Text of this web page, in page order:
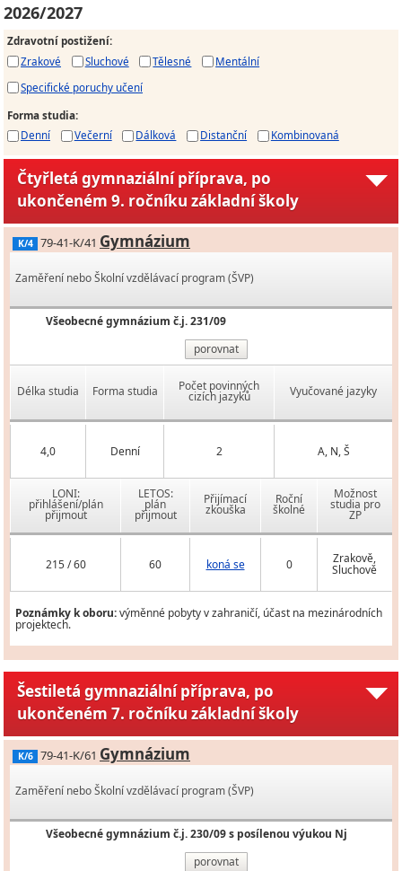
2026/2027
Zdravotní postižení:
Zrakové
Sluchové Tělesné
Mentální
Specifické poruchy učení
Forma studia:
Denní
Večerní Dálková Distanční Kombinovaná
Čtyřletá gymnaziální příprava, po
ukončeném 9. ročníku základní školy
K/4 79-41-K/41 Gymnázium
Zaměření nebo Školní vzdělávací program (ŠVP)
Všeobecné gymnázium č.j. 231/09
porovnat
Délka studia Forma studia Počet povinných
cizích jazyků Vyučované jazyky
4,0 Denní 2 A, N, Š
LONI:
přihlášení/plán
přijmout
LETOS:
plán
přijmout
Přijímací
zkouška
Roční
školné
Možnost
studia pro
ZP
215 / 60 60 koná se 0 Zrakově,
Sluchově
Poznámky k oboru:výměnné pobyty v zahraničí, účast na mezinárodních
projektech.
Šestiletá gymnaziální příprava, po
ukončeném 7. ročníku základní školy
K/6 79-41-K/61 Gymnázium
Zaměření nebo Školní vzdělávací program (ŠVP)
Všeobecné gymnázium č.j. 230/09 s posílenou výukou Nj
porovnat